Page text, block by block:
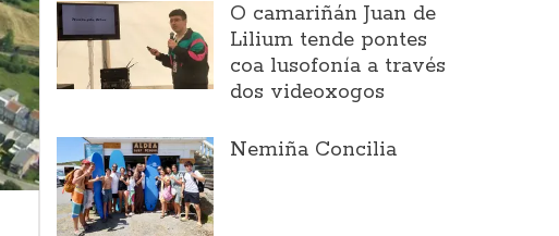
O camariñán Juan de
Lilium tende pontes
coa lusofonía a través
dos videoxogos
Nemiña Concilia